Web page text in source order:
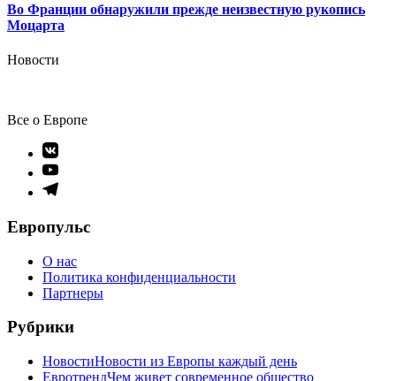
Во Франции обнаружили прежде неизвестную рукопись
Моцарта
Новости
Все о Европе
Элемент
меню
Элемент
меню
Элемент
Европульс
О нас
Политика конфиденциальности
Партнеры
Рубрики
НовостиНовости из Европы каждый день
ЕвротрендЧем живет современное общество